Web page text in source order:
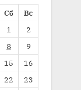
Сб
Вс
1
2
8
9
15
16
22
23